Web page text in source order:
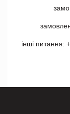
інші